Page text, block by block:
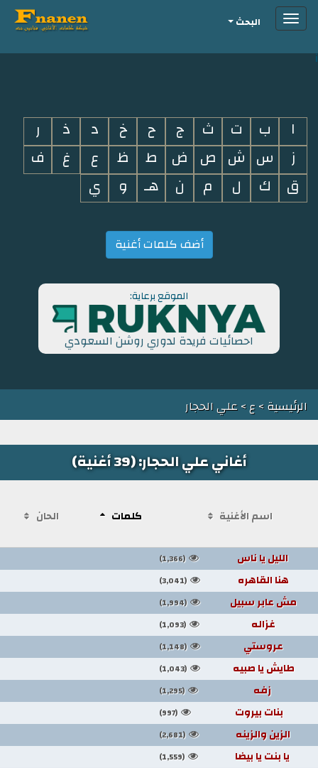
i
Toggleالبحث
ا ب ت ث ج ح خ د ذ
ر
ز
س ش ص ض ط ظ ع غ
ف
ق
ك ل م ن هـ و ي
أضف كلمات أغنية
الموقع برعاية:
احصائيات فريدة لدوري روشن السعودي
الرئيسية>ع> علي الحجار
أغاني علي الحجار: (39 أغنية)
اسم الأغنية كلمات الحان
الليل يا ناس (1,366)
هنا القاهره (3,041)
مش عابر سبيل (1,994)
غزاله (1,093)
عروستي (1,148)
طايش يا صبيه (1,043)
زفه (1,295)
بنات بيروت (997)
الزين والزينه (2,681)
يا بنت يا بيضا (1,559)